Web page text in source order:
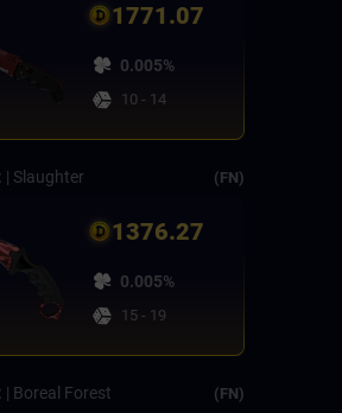
1771.07
0.005%
10 - 14
| Slaughter (FN)
1376.27
0.005%
15 - 19
| Boreal Forest (FN)